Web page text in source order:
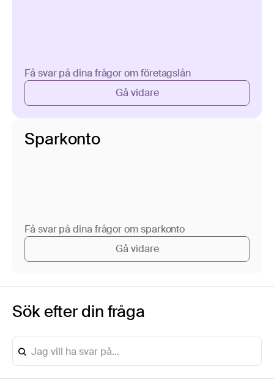
Få svar på dina frågor om företagslån
Gå vidare
Sparkonto
Få svar på dina frågor om sparkonto
Gå vidare
Sök efter din fråga